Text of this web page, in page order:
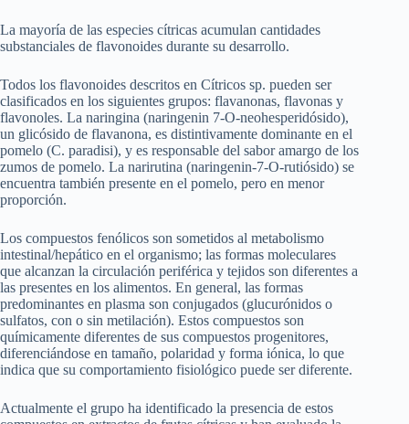
La mayoría de las especies cítricas acumulan cantidades
substanciales de flavonoides durante su desarrollo.
Todos los flavonoides descritos en Cítricos sp. pueden ser
clasificados en los siguientes grupos: flavanonas, flavonas y
flavonoles. La naringina (naringenin 7-O-neohesperidósido),
un glicósido de flavanona, es distintivamente dominante en el
pomelo (C. paradisi), y es responsable del sabor amargo de los
zumos de pomelo. La narirutina (naringenin-7-O-rutiósido) se
encuentra también presente en el pomelo, pero en menor
proporción.
Los compuestos fenólicos son sometidos al metabolismo
intestinal/hepático en el organismo; las formas moleculares
que alcanzan la circulación periférica y tejidos son diferentes a
las presentes en los alimentos. En general, las formas
predominantes en plasma son conjugados (glucurónidos o
sulfatos, con o sin metilación). Estos compuestos son
químicamente diferentes de sus compuestos progenitores,
diferenciándose en tamaño, polaridad y forma iónica, lo que
indica que su comportamiento fisiológico puede ser diferente.
Actualmente el grupo ha identificado la presencia de estos